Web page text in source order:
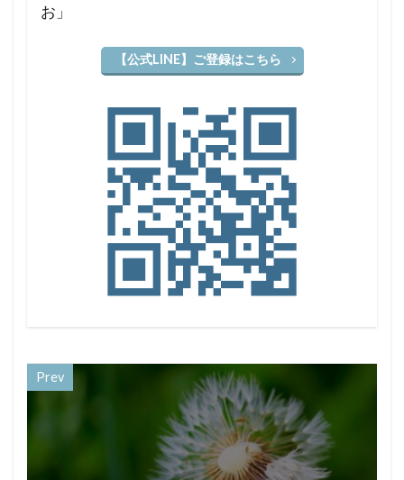
お」
【公式LINE】ご登録はこちら
Prev